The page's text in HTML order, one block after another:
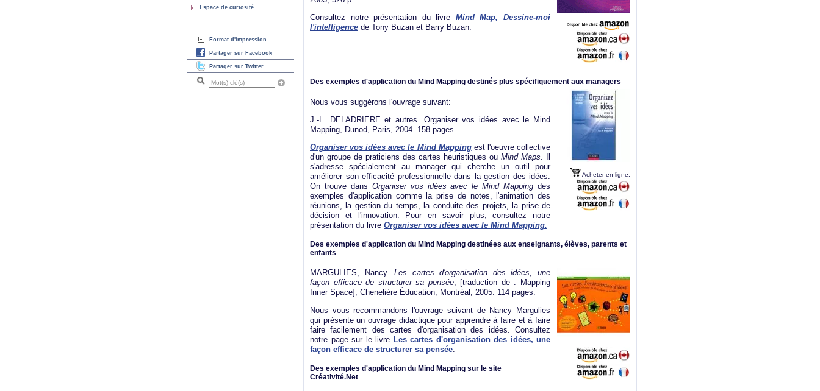
Espace de curiosité
Format d'impression
Partager sur Facebook
Partager sur Twitter
Consultez notre présentation du livre Mind Map, Dessine-moi
l'intelligence de Tony Buzan et Barry Buzan.
Des exemples d'application du Mind Mapping destinés plus spécifiquement aux managers
Acheter en ligne:
Nous vous suggérons l'ouvrage suivant:
J.-L. DELADRIERE et autres. Organiser vos idées avec le Mind
Mapping, Dunod, Paris, 2004. 158 pages
Organiser vos idées avec le Mind Mapping est l'oeuvre collective
d'un groupe de praticiens des cartes heuristiques ou Mind Maps
s'adresse spécialement au manager qui cherche un outil pour
améliorer son efficacité professionnelle dans la gestion des idées.
On trouve dans Organiser vos idées avec le Mind Mapping des
exemples d'application comme la prise de notes, l'animation des
réunions, la gestion du temps, la conduite des projets, la prise de
décision et l'innovation. Pour en savoir plus, consultez notre
présentation du livre Organiser vos idées avec le Mind Mapping.
Des exemples d'application du Mind Mapping destinées aux enseignants, élèves, parents et
enfants
MARGULIES, Nancy.Les cartes d'organisation des idées, une
façon efficace de structurer sa pensée, [traduction de : Mapping
Inner Space], Chenelière Éducation, Montréal, 2005. 114 pages.
Nous vous recommandons l'ouvrage suivant de Nancy Margulies
qui présente un ouvrage didactique pour apprendre à faire et à faire
faire facilement des cartes d'organisation des idées. Consultez
notre page sur le livre Les cartes d'organisation des idées, une
façon efficace de structurer sa pensée
Des exemples d'application du Mind Mapping sur le site
Créativité.Net